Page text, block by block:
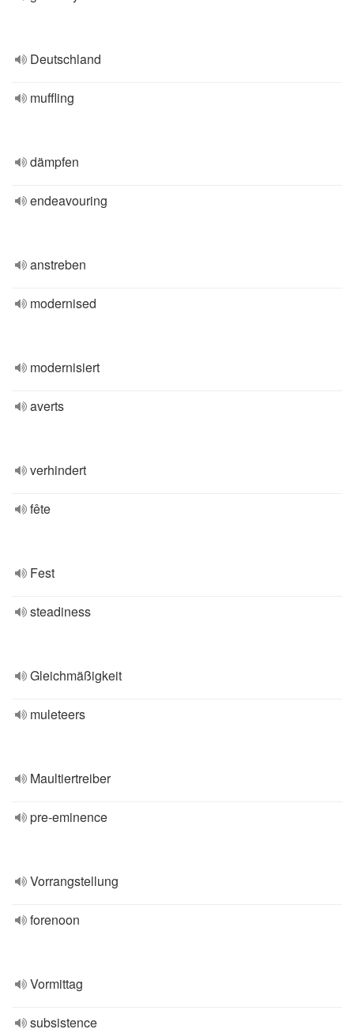
Deutschland
muffling
dämpfen
endeavouring
anstreben
modernised
modernisiert
averts
verhindert
fête
Fest
steadiness
Gleichmäßigkeit
muleteers
Maultiertreiber
pre-eminence
Vorrangstellung
forenoon
Vormittag
subsistence